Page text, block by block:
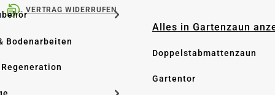
Bodenarbeiten
Alles in Gartenzaun
Doppelstabmattenzaun
Gartentor
VERTRAG WIDERRUFEN